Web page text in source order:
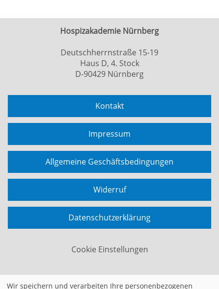
Hospizakademie Nürnberg
Deutschherrnstraße 15-19
Haus D, 4. Stock
D-90429 Nürnberg
Kontakt
Impressum
Allgemeine Geschäftsbedingungen
Widerruf
Datenschutzerklärung
Cookie Einstellungen
Wir speichern und verarbeiten Ihre personenbezogenen